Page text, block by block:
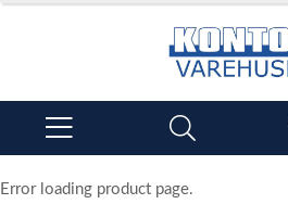
Error loading product page.